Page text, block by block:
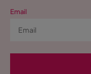
Email